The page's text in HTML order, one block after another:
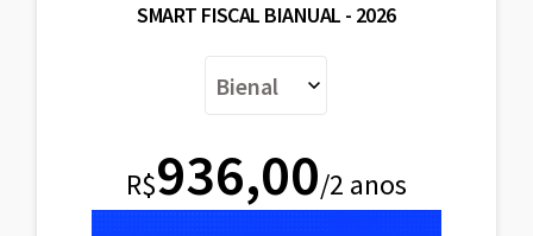
SMART FISCAL BIANUAL - 2026
R$936,00/2 anos